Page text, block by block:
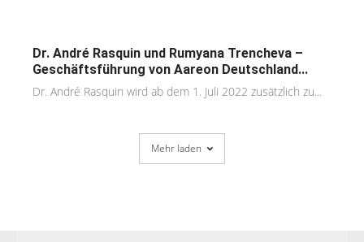
Dr. André Rasquin und Rumyana Trencheva –
Geschäftsführung von Aareon Deutschland...
Dr. André Rasquin wird ab dem 1. Juli 2022 zusätzlich zu...
Mehr laden